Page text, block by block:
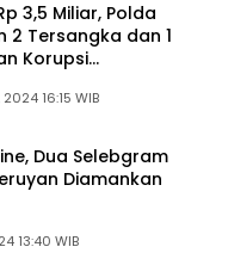
3,5 Miliar, Polda
2 Tersangka dan 1
Korupsi
Sampit
16:15 WIB
Dua Selebgram
Diamankan
13:40 WIB